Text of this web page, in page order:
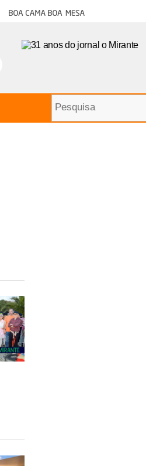
Boa cama boa mesa